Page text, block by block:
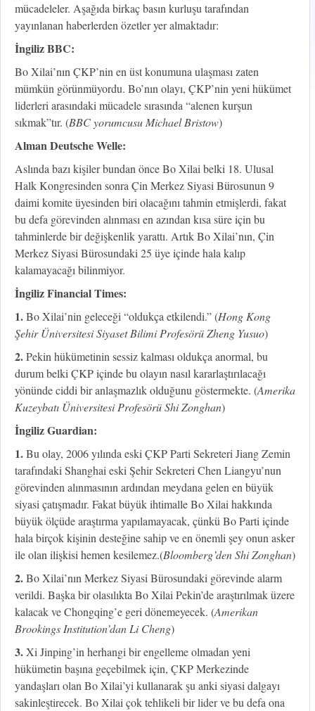
mücadeleler. Aşağıda birkaç basın kurluşu tarafından
yayınlanan haberlerden özetler yer almaktadır:
İngiliz BBC:
Bo Xilai’nın ÇKP’nin en üst konumuna ulaşması zaten
mümkün görünmüyordu. Bo’nın olayı, ÇKP’nin yeni hükümet
liderleri arasındaki mücadele sırasında “alenen kurşun
sıkmak”tır. (BBC yorumcusu Michael Bristow)
Alman Deutsche Welle:
Aslında bazı kişiler bundan önce Bo Xilai belki 18. Ulusal
Halk Kongresinden sonra Çin Merkez Siyasi Bürosunun 9
daimi komite üyesinden biri olacağını tahmin etmişlerdi, fakat
bu defa görevinden alınması en azından kısa süre için bu
tahminlerde bir değişkenlik yarattı. Artık Bo Xilai’nın, Çin
Merkez Siyasi Bürosundaki 25 üye içinde hala kalıp
kalamayacağı bilinmiyor.
İngiliz Financial Times:
1.Bo Xilai’nin geleceği “oldukça etkilendi.” (Hong Kong
Şehir Üniversitesi Siyaset Bilimi Profesörü Zheng Yusuo)
2.Pekin hükümetinin sessiz kalması oldukça anormal, bu
durum belki ÇKP içinde bu olayın nasıl kararlaştırılacağı
yönünde ciddi bir anlaşmazlık olduğunu göstermekte. (Amerika
Kuzeybatı Üniversitesi Profesörü Shi Zonghan)
İngiliz Guardian:
1.Bu olay, 2006 yılında eski ÇKP Parti Sekreteri Jiang Zemin
tarafındaki Shanghai eski Şehir Sekreteri Chen Liangyu’nun
görevinden alınmasının ardından meydana gelen en büyük
siyasi çatışmadır. Fakat büyük ihtimalle Bo Xilai hakkında
büyük ölçüde araştırma yapılamayacak, çünkü Bo Parti içinde
hala birçok kişinin desteğine sahip ve en önemli şey onun asker
ile olan ilişkisi hemen kesilemez.(Bloomberg’den Shi Zonghan)
2.Bo Xilai’nın Merkez Siyasi Bürosundaki görevinde alarm
verildi. Başka bir olasılıkta Bo Xilai Pekin’de araştırılmak üzere
kalacak ve Chongqing’e geri dönemeyecek. (Amerikan
Brookings Institution’dan Li Cheng)
3.Xi Jinping’in herhangi bir engelleme olmadan yeni
hükümetin başına geçebilmek için, ÇKP Merkezinde
yandaşları olan Bo Xilai’yi kullanarak şu anki siyasi dalgayı
sakinleştirecek. Bo Xilai çok tehlikeli bir lider ve bu defa ona